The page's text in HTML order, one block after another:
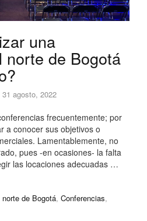
una
norte de Bogotá
31 agosto, 2022
frecuentemente; por
a conocer sus objetivos o
Lamentablemente, no
pues -en ocasiones- la falta
las locaciones adecuadas …
de Bogotá, Conferencias,